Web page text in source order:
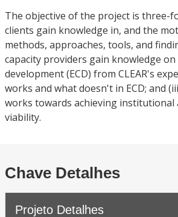
The objective of the project is three-
clients gain knowledge in, and the
methods, approaches, tools, and
capacity providers gain knowledge
development (ECD) from CLEAR's
works and what doesn't in ECD; and
works towards achieving institutional
viability.
Chave Detalhes
Projeto Detalhes